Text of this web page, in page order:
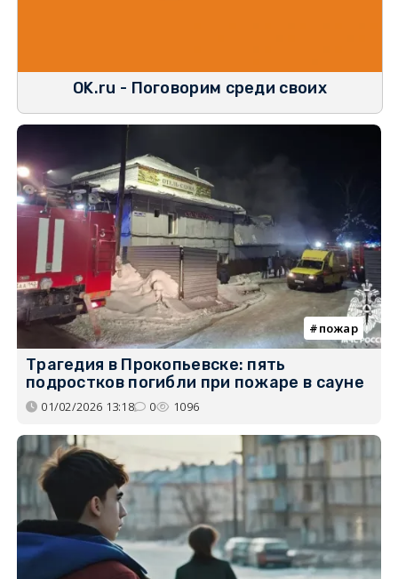
OK.ru - Поговорим среди своих
пожар
Трагедия в Прокопьевске: пять
подростков погибли при пожаре в сауне
01/02/2026 13:18 0 1096